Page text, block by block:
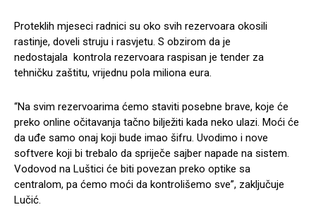
Proteklih mjeseci radnici su oko svih rezervoara okosili
rastinje, doveli struju i rasvjetu. S obzirom da je
nedostajala kontrola rezervoara raspisan je tender za
tehničku zaštitu, vrijednu pola miliona eura.
“Na svim rezervoarima ćemo staviti posebne brave, koje će
preko online očitavanja tačno bilježiti kada neko ulazi. Moći će
da uđe samo onaj koji bude imao šifru. Uvodimo i nove
softvere koji bi trebalo da spriječe sajber napade na sistem.
Vodovod na Luštici će biti povezan preko optike sa
centralom, pa ćemo moći da kontrolišemo sve”, zaključuje
Lučić.